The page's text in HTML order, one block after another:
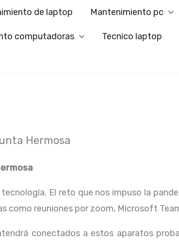
de laptop Mantenimiento pc
computadoras Tecnico laptop
Hermosa
El reto que nos impuso la
como reuniones por zoom, Microsoft
conectados a estos aparatos